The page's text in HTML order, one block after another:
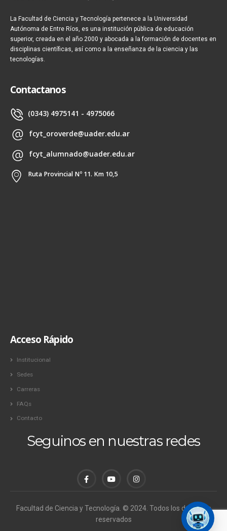
La Facultad de Ciencia y Tecnología pertenece a la Universidad
Autónoma de Entre Ríos, es una institución pública de educación
superior, creada en el año 2000 y abocada a la formación de docentes en
disciplinas científicas, así como a la enseñanza de la ciencia y las
tecnologías.
Contactanos
(0343) 4975141 - 4975066
fcyt_oroverde@uader.edu.ar
fcyt_alumnado@uader.edu.ar
Ruta Provincial Nº 11. Km 10,5
Acceso Rápido
Institucional
Sedes
Carreras
FAQs
Contacto
Seguinos en nuestras redes
Facultad de Ciencia y Tecnología. © 2024. Todos los derechos
reservados